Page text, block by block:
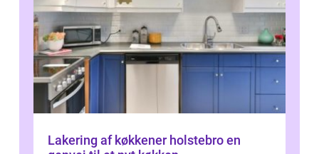
Lakering af køkkener holstebro en